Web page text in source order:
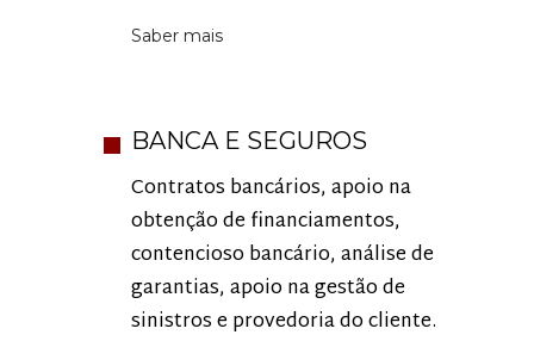
Saber mais
BANCA E SEGUROS
Contratos bancários, apoio na
obtenção de financiamentos,
contencioso bancário, análise de
garantias, apoio na gestão de
sinistros e provedoria do cliente.